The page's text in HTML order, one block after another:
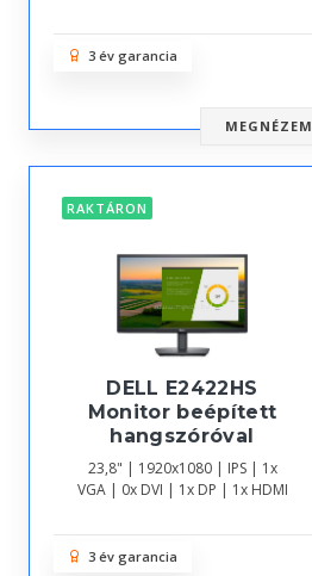
3 év garancia
MEGNÉZEM
RAKTÁRON
DELL E2422HS
Monitor beépített
hangszóróval
23,8" | 1920x1080 | IPS | 1x
VGA | 0x DVI | 1x DP | 1x HDMI
3 év garancia